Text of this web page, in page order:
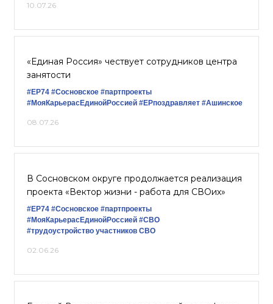
10.07.26
«Единая Россия» чествует сотрудников центра
занятости
#ЕР74 #Сосновское #партпроекты
#МояКарьерасЕдинойРоссией #ЕРпоздравляет #Ашинское
08.07.26
В Сосновском округе продолжается реализация
проекта «Вектор жизни - работа для СВОих»
#ЕР74 #Сосновское #партпроекты
#МояКарьерасЕдинойРоссией #СВО
#трудоустройство участников СВО
02.06.26